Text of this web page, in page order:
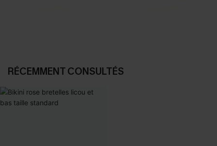
RÉCEMMENT CONSULTÉS